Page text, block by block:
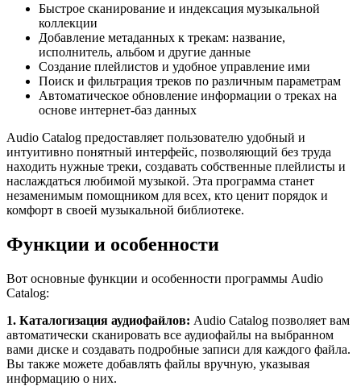
Быстрое сканирование и индексация музыкальной
коллекции
Добавление метаданных к трекам: название,
исполнитель, альбом и другие данные
Создание плейлистов и удобное управление ими
Поиск и фильтрация треков по различным параметрам
Автоматическое обновление информации о треках на
основе интернет-баз данных
Audio Catalog предоставляет пользователю удобный и
интуитивно понятный интерфейс, позволяющий без труда
находить нужные треки, создавать собственные плейлисты и
наслаждаться любимой музыкой. Эта программа станет
незаменимым помощником для всех, кто ценит порядок и
комфорт в своей музыкальной библиотеке.
Функции и особенности
Вот основные функции и особенности программы Audio
Catalog:
1. Каталогизация аудиофайлов: Audio Catalog позволяет вам
автоматически сканировать все аудиофайлы на выбранном
вами диске и создавать подробные записи для каждого файла.
Вы также можете добавлять файлы вручную, указывая
информацию о них.